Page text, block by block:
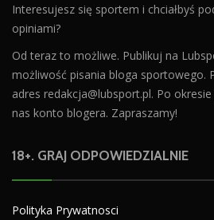
Interesujesz się sportem i chciałbyś
opiniami?
Od teraz to możliwe. Publikuj na
możliwość pisania bloga sportowego.
adres redakcja@lubsport.pl. Po
nas konto blogera. Zapraszamy!
18+. GRAJ ODPOWIEDZIALNIE
Polityka Prywatnosci